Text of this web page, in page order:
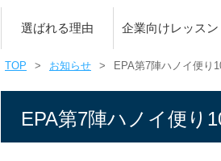
選ばれる理由 企業向けレッスン
TOP お知らせ EPA第7陣ハノイ便
EPA第7陣ハノイ便